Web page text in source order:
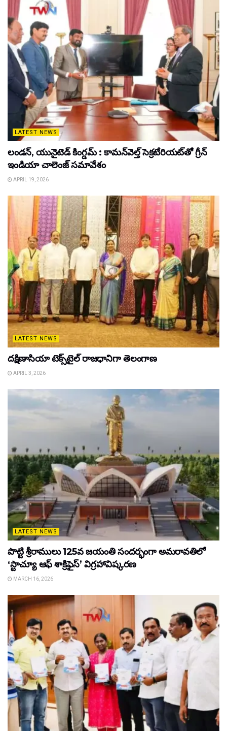
LATEST NEWS
లండన్, యునైటెడ్ కింగ్డమ్ : కామన్‌వెల్త్ సెక్రటేరియట్‌తో గ్రీన్
ఇండియా చాలెంజ్ సమావేశం
APRIL 19, 2026
LATEST NEWS
దక్షిణాసియా టెక్స్‌టైల్ రాజధానిగా తెలంగాణ
APRIL 3, 2026
LATEST NEWS
పొట్టి శ్రీరాములు 125వ జయంతి సందర్భంగా అమరావతిలో
‘స్టాచ్యూ ఆఫ్ శాక్రిఫైస్’ విగ్రహావిష్కరణ
MARCH 16, 2026